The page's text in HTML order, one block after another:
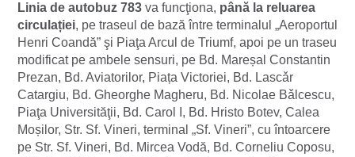
Linia de autobuz 783 va funcţiona, până la reluarea
circulației, pe traseul de bază între terminalul „Aeroportul
Henri Coandă” şi Piaţa Arcul de Triumf, apoi pe un traseu
modificat pe ambele sensuri, pe Bd. Mareșal Constantin
Prezan, Bd. Aviatorilor, Piața Victoriei, Bd. Lascǎr
Catargiu, Bd. Gheorghe Magheru, Bd. Nicolae Bǎlcescu,
Piaţa Universităţii, Bd. Carol I, Bd. Hristo Botev, Calea
Moșilor, Str. Sf. Vineri, terminal „Sf. Vineri”, cu întoarcere
pe Str. Sf. Vineri, Bd. Mircea Vodă, Bd. Corneliu Coposu,